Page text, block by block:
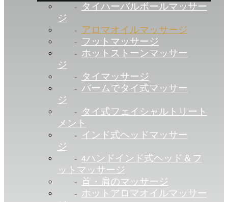
タイハーバルボールマッサー
ジ
アロマオイルマッサージ
フットマッサージ
ホットストーンマッサー
ジ
タイマッサージ
バームでタイ式マッサー
ジ
タイ式フェイシャルトリート
メント
インド式ヘッドマッサー
ジ
4ハンドインド式ヘッド＆フ
ットマッサージ
首・肩のマッサージ
ホットアロマオイルマッサー